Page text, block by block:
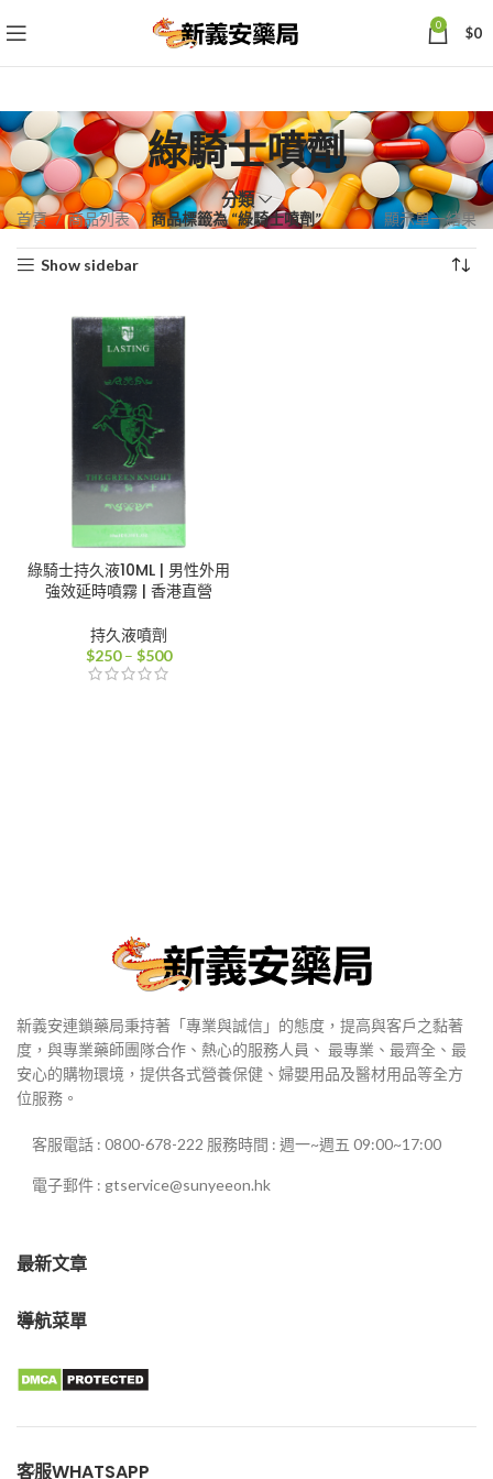
0 $0
綠騎士噴劑
分類
首頁 商品列表 商品標籤為 “綠騎士噴劑” 顯示單一結果
Show sidebar
綠騎士持久液10ML | 男性外用
強效延時噴霧 | 香港直營
持久液噴劑
$250 – $500價
新義安連鎖藥局秉持著「專業與誠信」的態度，提高與客戶之黏著
度，與專業藥師團隊合作、熱心的服務人員、 最專業、最齊全、最
安心的購物環境，提供各式營養保健、婦嬰用品及醫材用品等全方
位服務。
客服電話 : 0800-678-222 服務時間 : 週一~週五 09:00~17:00
電子郵件 : gtservice@sunyeeon.hk
最新文章
導航菜單
客服WHATSAPP